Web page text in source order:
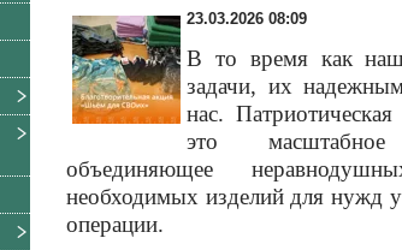
23.03.2026 08:09
В то время как
задачи, их
нас.
это масштабное
объединяющее
необходимых изделий для нужд
операции.